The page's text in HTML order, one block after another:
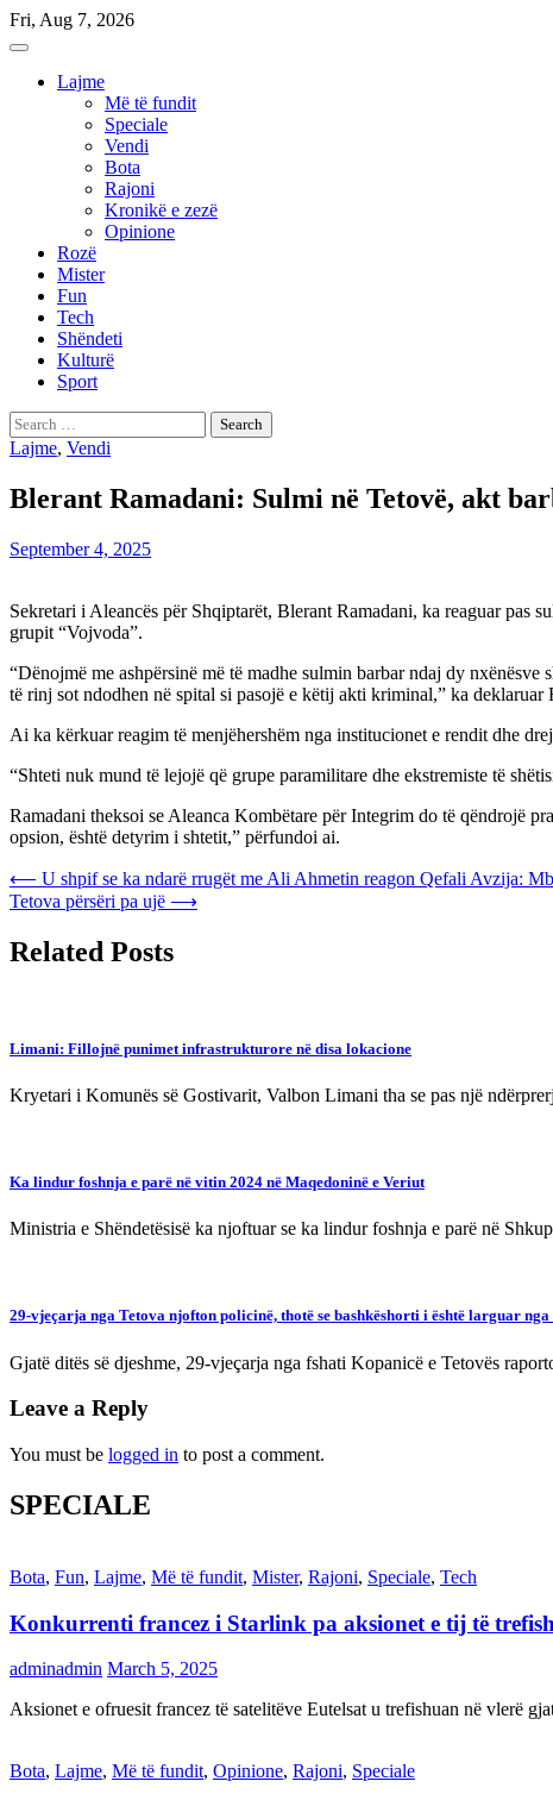
Skip
to
Fri, Aug 7, 2026
Lajme
Më të fundit
Speciale
Vendi
Bota
Rajoni
Kronikë e zezë
Opinione
Rozë
Mister
Fun
Tech
Shëndeti
Kulturë
Sport
Search
for:
Lajme, Vendi
Blerant Ramadani: Sulmi në Tetovë, akt
September 4, 2025
Sekretari i Aleancës për Shqiptarët, Blerant Ramadani, ka reaguar pas
grupit “Vojvoda”.
“Dënojmë me ashpërsinë më të madhe sulmin barbar ndaj dy
të rinj sot ndodhen në spital si pasojë e këtij akti kriminal,” ka deklaruar
Ai ka kërkuar reagim të menjëhershëm nga institucionet e rendit dhe
“Shteti nuk mund të lejojë që grupe paramilitare dhe ekstremiste të
Ramadani theksoi se Aleanca Kombëtare për Integrim do të qëndrojë
opsion, është detyrim i shtetit,” përfundoi ai.
Post
navigation
⟵ U shpif se ka ndarë rrugët me Ali Ahmetin reagon Qefali Avzija:
Tetova përsëri pa ujë ⟶
Related Posts
Limani: Fillojnë punimet infrastrukturore në disa lokacione
Kryetari i Komunës së Gostivarit, Valbon Limani tha se pas një
Ka lindur foshnja e parë në vitin 2024 në Maqedoninë e Veriut
Ministria e Shëndetësisë ka njoftuar se ka lindur foshnja e parë në
29-vjeçarja nga Tetova njofton policinë, thotë se bashkëshorti i është larguar nga
Gjatë ditës së djeshme, 29-vjeçarja nga fshati Kopanicë e Tetovës
Leave a Reply
You must be logged in to post a comment.
SPECIALE
Bota, Fun, Lajme, Më të fundit, Mister, Rajoni, Speciale, Tech
Konkurrenti francez i Starlink pa aksionet e tij të
adminadmin March 5, 2025
Aksionet e ofruesit francez të satelitëve Eutelsat u trefishuan në vlerë
Bota, Lajme, Më të fundit, Opinione, Rajoni, Speciale